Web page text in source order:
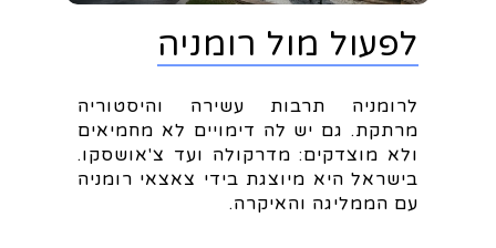
לפעול מול רומניה
לרומניה תרבות עשירה והיסטוריה
מרתקת. גם יש לה דימויים לא מחמיאים
ולא מוצדקים: מדרקולה ועד צ'אושסקו.
בישראל היא מיוצגת בידי צאצאי רומניה
עם הממליגה והאיקרה.